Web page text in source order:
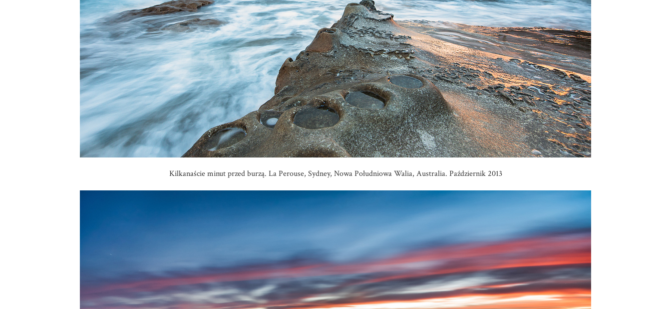
Kilkanaście minut przed burzą. La Perouse, Sydney, Nowa Południowa Walia, Australia. Październik 2013